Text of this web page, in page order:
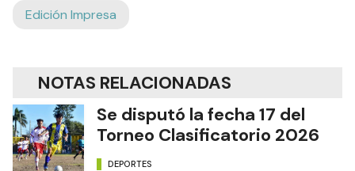
Edición Impresa
NOTAS RELACIONADAS
Se disputó la fecha 17 del
Torneo Clasificatorio 2026
DEPORTES